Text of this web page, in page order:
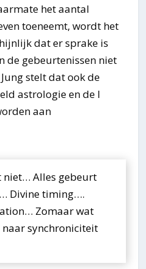
het aantal
toeneemt, wordt het
dat er sprake is
de gebeurtenissen niet
stelt dat ook de
astrologie en de I
aan
niet… Alles gebeurt
Divine timing….
Zomaar wat
synchroniciteit